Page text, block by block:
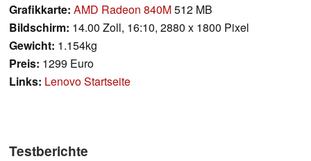
Grafikkarte: AMD Radeon 840M512 MB
Bildschirm: 14.00 Zoll, 16:10, 2880 x 1800 Pixel
Gewicht: 1.154kg
Preis: 1299 Euro
Links: Lenovo Startseite
Testberichte